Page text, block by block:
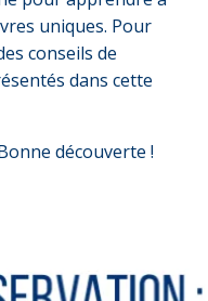
uniques. Pour
conseils de
dans cette
découverte !